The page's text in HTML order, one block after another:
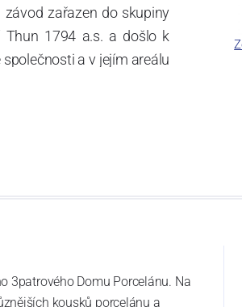
zařazen do skupiny
Thun 1794 a.s. a došlo k
a v jejím areálu
3patrového Domu Porcelánu. Na
kousků porcelánu a